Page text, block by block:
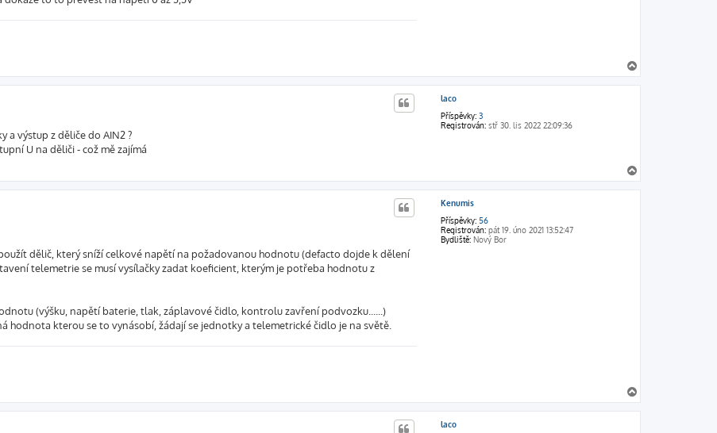
a
h
laco
Příspěvky: 3
Registrován: stř 30. lis 2022 22:09:36
a výstup z děliče do AIN2 ?
U na děliči - což mě zajímá
a
h
Kenumis
Příspěvky: 56
Registrován: pát 19. úno 2021 13:52:47
Bydliště: Nový Bor
dělič, který sníží celkové napětí na požadovanou hodnotu (defacto dojde k dělení
telemetrie se musí vysílačky zadat koeficient, kterým je potřeba hodnotu z
(výšku, napětí baterie, tlak, záplavové čidlo, kontrolu zavření podvozku......)
hodnota kterou se to vynásobí, žádají se jednotky a telemetrické čidlo je na světě.
a
h
laco